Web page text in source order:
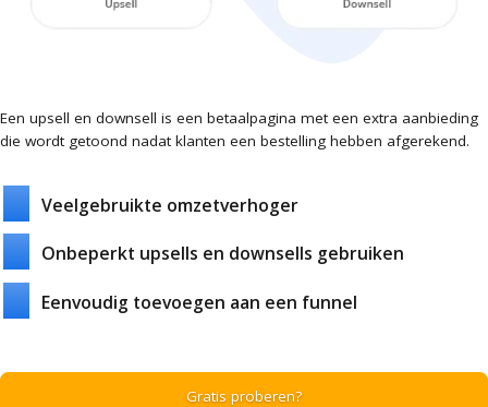
Een upsell en downsell is een betaalpagina met een extra aanbieding
die wordt getoond nadat klanten een bestelling hebben afgerekend.
Veelgebruikte omzetverhoger
Onbeperkt upsells en downsells gebruiken
Eenvoudig toevoegen aan een funnel
Gratis proberen?